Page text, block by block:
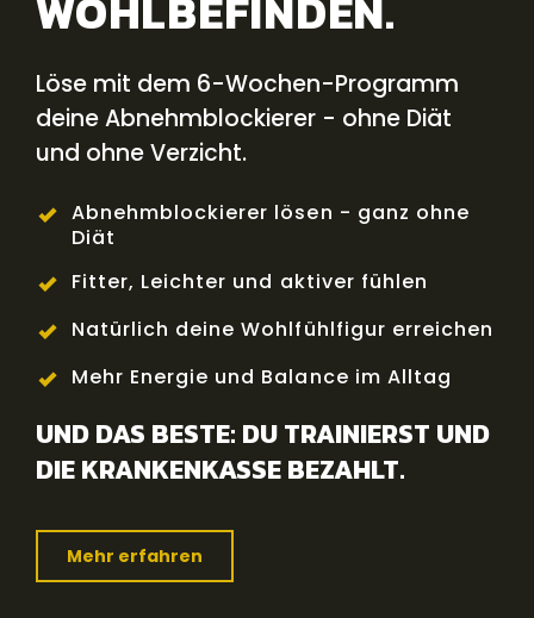
Löse mit dem 6-Wochen-Programm
deine Abnehmblockierer - ohne Diät
und ohne Verzicht.
Abnehmblockierer lösen - ganz ohne
Diät
Fitter, Leichter und aktiver fühlen
Natürlich deine Wohlfühlfigur erreichen
Mehr Energie und Balance im Alltag
UND DAS BESTE: DU TRAINIERST UND
DIE KRANKENKASSE BEZAHLT.
Mehr erfahren